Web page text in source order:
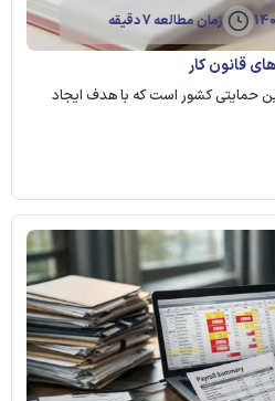
زمان مطالعه 7 دقیقه
قانون کار
حمایتی کشور است که با هدف ایجاد